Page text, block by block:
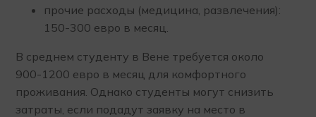
прочие расходы (медицина, развлечения):
150-300 евро в месяц.
В среднем студенту в Вене требуется около
900-1200 евро в месяц для комфортного
проживания. Однако студенты могут снизить
затраты, если подадут заявку на место в